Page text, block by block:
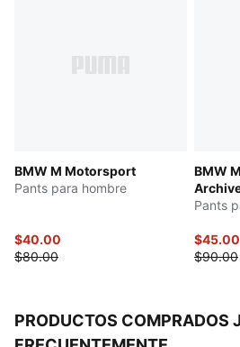
BMW M Motorsport
Pants para hombre
$40.00
$80.00
BMW
Pants
$45.00
$90.00
PRODUCTOS COMPRADOS